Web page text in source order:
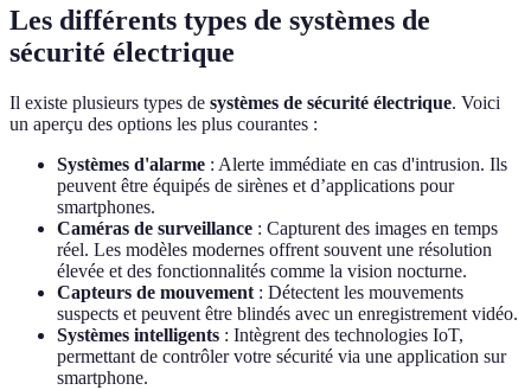
Les différents types de systèmes de
sécurité électrique
Il existe plusieurs types de systèmes de sécurité électrique. Voici
un aperçu des options les plus courantes :
Systèmes d'alarme : Alerte immédiate en cas d'intrusion. Ils
peuvent être équipés de sirènes et d’applications pour
smartphones.
Caméras de surveillance : Capturent des images en temps
réel. Les modèles modernes offrent souvent une résolution
élevée et des fonctionnalités comme la vision nocturne.
Capteurs de mouvement : Détectent les mouvements
suspects et peuvent être blindés avec un enregistrement vidéo.
Systèmes intelligents : Intègrent des technologies IoT,
permettant de contrôler votre sécurité via une application sur
smartphone.